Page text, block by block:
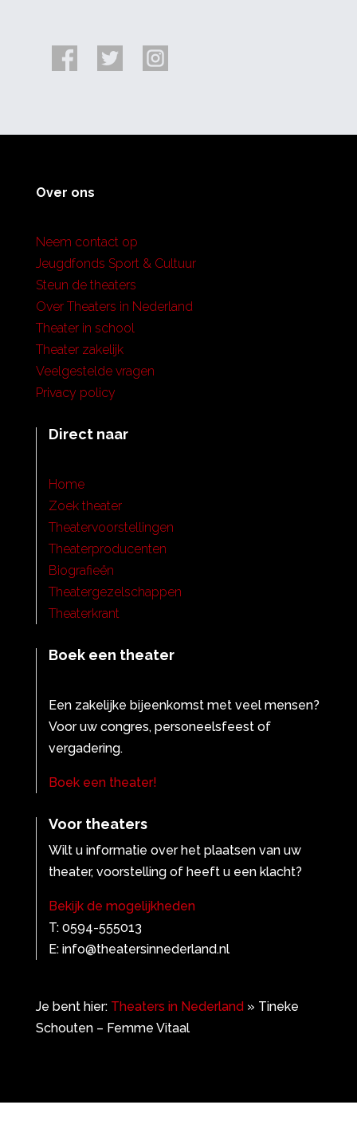
Over ons
Neem contact op
Jeugdfonds Sport & Cultuur
Steun de theaters
Over Theaters in Nederland
Theater in school
Theater zakelijk
Veelgestelde vragen
Privacy policy
Direct naar
Home
Zoek theater
Theatervoorstellingen
Theaterproducenten
Biografieën
Theatergezelschappen
Theaterkrant
Boek een theater
Een zakelijke bijeenkomst met veel mensen?
Voor uw congres, personeelsfeest of
vergadering.
Boek een theater!
Voor theaters
Wilt u informatie over het plaatsen van uw
theater, voorstelling of heeft u een klacht?
Bekijk de mogelijkheden
T: 0594-555013
E: info@theatersinnederland.nl
Je bent hier: Theaters in Nederland» Tineke
Schouten – Femme Vitaal